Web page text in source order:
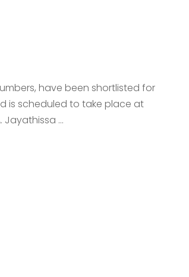
have been shortlisted for
is scheduled to take place at
Jayathissa …